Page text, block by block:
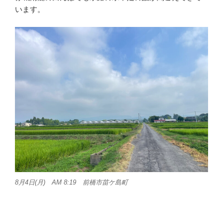
います。
8月4日(月) AM 8:19 前橋市苗ケ島町